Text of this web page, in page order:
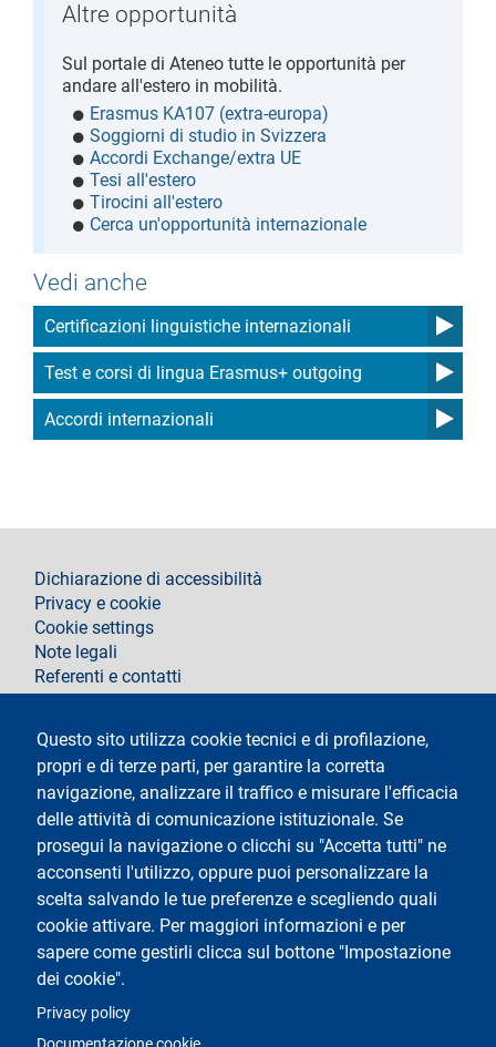
Altre opportunità
Sul portale di Ateneo tutte le opportunità per
andare all'estero in mobilità.
Erasmus KA107 (extra-europa)
Soggiorni di studio in Svizzera
Accordi Exchange/extra UE
Tesi all'estero
Tirocini all'estero
Cerca un'opportunità internazionale
Vedi anche
Certificazioni linguistiche internazionali
Test e corsi di lingua Erasmus+ outgoing
Accordi internazionali
Questo sito utilizza cookie tecnici e di profilazione,
propri e di terze parti, per garantire la corretta
navigazione, analizzare il traffico e misurare l'efficacia
delle attività di comunicazione istituzionale. Se
prosegui la navigazione o clicchi su "Accetta tutti" ne
acconsenti l'utilizzo, oppure puoi personalizzare la
scelta salvando le tue preferenze e scegliendo quali
cookie attivare. Per maggiori informazioni e per
sapere come gestirli clicca sul bottone "Impostazione
dei cookie".
Privacy policy
footer
Dichiarazione di accessibilità
Privacy e cookie
Cookie settings
Note legali
Referenti e contatti
Testo
Università degli Studi di Milano
Via Festa del Perdono 7 - 20122 Milano
Tel.+39 02 5032 5032
Posta Elettronica Certificata
Logo